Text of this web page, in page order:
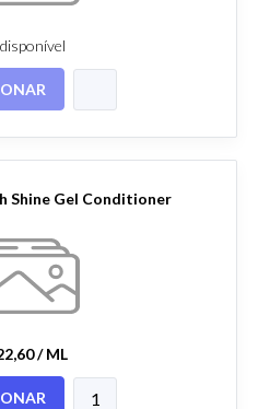
Shine Gel Conditioner
/ ML